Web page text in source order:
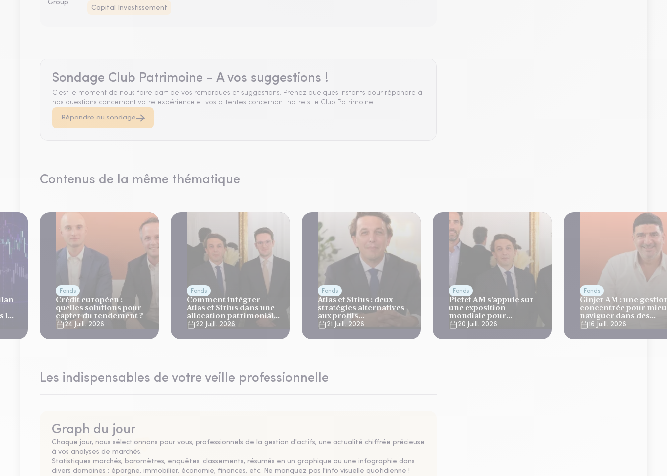
Capital Investissement
Sondage Club Patrimoine - A vos suggestions !
C'est le moment de nous faire part de vos remarques et suggestions. Prenez quelques instants pour répondre à
nos questions concernant votre expérience et vos attentes concernant notre site Club Patrimoine.
Répondre au sondage
Contenus de la même thématique
la
Fonds
Crédit européen :
quelles solutions pour
capter du rendement ?
24 Juill. 2026
Fonds
Comment intégrer
Atlas et Sirius dans une
allocation patrimoniale
?
22 Juill. 2026
Fonds
Atlas et Sirius : deux
stratégies alternatives
aux profils
complémentaires
21 Juill. 2026
Fonds
Pictet AM s'appuie sur
une exposition
mondiale pour
développer ses
stratégies long/short
20 Juill. 2026
Fonds
Ginjer AM : une
concentrée pour
naviguer dans des
marchés volatils
16 Juill. 2026
Les indispensables de votre veille professionnelle
Graph du jour
Chaque jour, nous sélectionnons pour vous, professionnels de la gestion d'actifs, une actualité chiffrée précieuse
à vos analyses de marchés.
Statistiques marchés, baromètres, enquêtes, classements, résumés en un graphique ou une infographie dans
divers domaines : épargne, immobilier, économie, finances, etc. Ne manquez pas l'info visuelle quotidienne !